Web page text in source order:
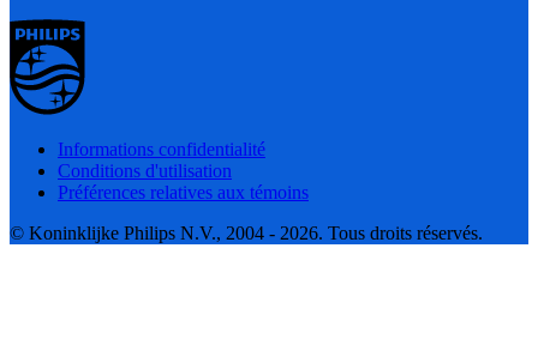
Informations confidentialité
Conditions d'utilisation
Préférences relatives aux témoins
© Koninklijke Philips N.V., 2004 - 2026. Tous droits réservés.